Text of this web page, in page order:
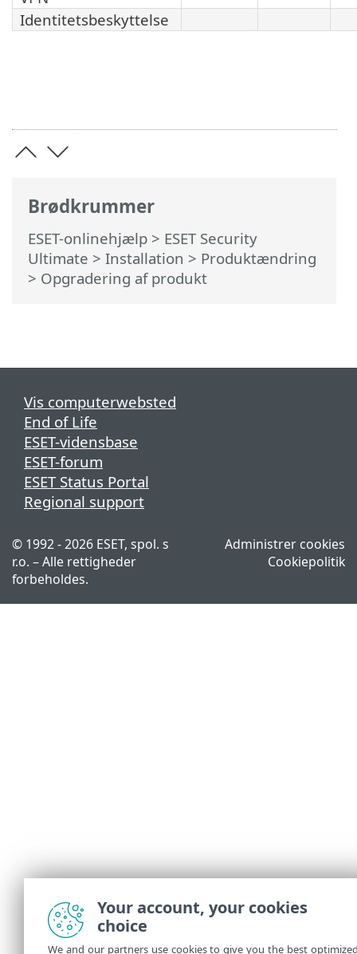
Brødkrummer
ESET-onlinehjælp > ESET Security
Ultimate > Installation > Produktændring
> Opgradering af produkt
Identitetsbeskyttelse
Vis computerwebsted
End of Life
ESET-vidensbase
ESET-forum
ESET Status Portal
Regional support
© 1992 - 2026 ESET, spol. s
r.o. – Alle rettigheder
forbeholdes.
Administrer cookies
Cookiepolitik
Your account, your cookies
choice
We and our partners use cookies to give you the best